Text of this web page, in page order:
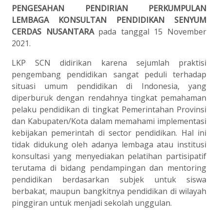
PENGESAHAN PENDIRIAN PERKUMPULAN
LEMBAGA KONSULTAN PENDIDIKAN SENYUM
CERDAS NUSANTARApada tanggal 15 November
2021.
LKP SCN didirikan karena sejumlah praktisi
pengembang pendidikan sangat peduli terhadap
situasi umum pendidikan di Indonesia, yang
diperburuk dengan rendahnya tingkat pemahaman
pelaku pendidikan di tingkat Pemerintahan Provinsi
dan Kabupaten/Kota dalam memahami implementasi
kebijakan pemerintah di sector pendidikan. Hal ini
tidak didukung oleh adanya lembaga atau institusi
konsultasi yang menyediakan pelatihan partisipatif
terutama di bidang pendampingan dan mentoring
pendidikan berdasarkan subjek untuk siswa
berbakat, maupun bangkitnya pendidikan di wilayah
pinggiran untuk menjadi sekolah unggulan.